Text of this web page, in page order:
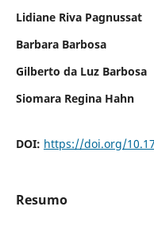
Lidiane Riva Pagnussat
Barbara Barbosa
Gilberto da Luz Barbosa
Siomara Regina Hahn
DOI: https://doi.org/
Resumo